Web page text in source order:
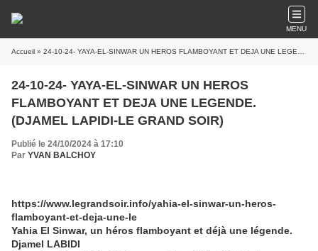
MENU
Accueil » 24-10-24- YAYA-EL-SINWAR UN HEROS FLAMBOYANT ET DEJA UNE LEGENDE. (DJAMEL LAPIDI-LE GRAND SOIR)
24-10-24- YAYA-EL-SINWAR UN HEROS
FLAMBOYANT ET DEJA UNE LEGENDE.
(DJAMEL LAPIDI-LE GRAND SOIR)
Publié le 24/10/2024 à 17:10
Par YVAN BALCHOY
https://www.legrandsoir.info/yahia-el-sinwar-un-heros-
flamboyant-et-deja-une-le
Yahia El Sinwar, un héros flamboyant et déjà une légende.
Djamel LABIDI